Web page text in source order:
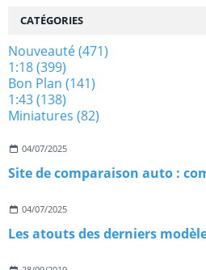
04/07/2025
04/07/2025
CATÉGORIES
Nouveauté(471)
1:18(399)
Bon Plan (141)
1:43(138)
Miniatures (82)